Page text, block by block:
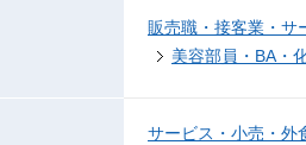
販売職・接客業・サ
美容部員・BA・
サービス・小売・外